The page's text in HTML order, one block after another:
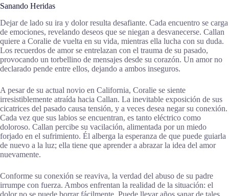
Sanando Heridas
Dejar de lado su ira y dolor resulta desafiante. Cada encuentro se carga
de emociones, revelando deseos que se niegan a desvanecerse. Callan
quiere a Coralie de vuelta en su vida, mientras ella lucha con su duda.
Los recuerdos de amor se entrelazan con el trauma de su pasado,
provocando un torbellino de mensajes desde su corazón. Un amor no
declarado pende entre ellos, dejando a ambos inseguros.
A pesar de su actual novio en California, Coralie se siente
irresistiblemente atraída hacia Callan. La inevitable exposición de sus
cicatrices del pasado causa tensión, y a veces desea negar su conexión.
Cada vez que sus labios se encuentran, es tanto eléctrico como
doloroso. Callan percibe su vacilación, alimentada por un miedo
forjado en el sufrimiento. Él alberga la esperanza de que puede guiarla
de nuevo a la luz; ella tiene que aprender a abrazar la idea del amor
nuevamente.
Conforme su conexión se reaviva, la verdad del abuso de su padre
irrumpe con fuerza. Ambos enfrentan la realidad de la situación: el
dolor no se puede borrar fácilmente. Puede llevar años sanar de tales